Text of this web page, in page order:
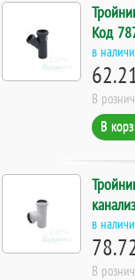
Код
в
В
В
в
В